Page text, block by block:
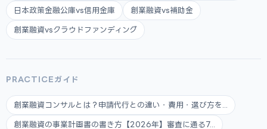
日本政策金融公庫vs信用金庫 創業融資vs補助金
創業融資vsクラウドファンディング
PRACTICEガイド
創業融資コンサルとは？申請代行との違い・費用・選び方を...
創業融資の事業計画書の書き方【2026年】審査に通る7...